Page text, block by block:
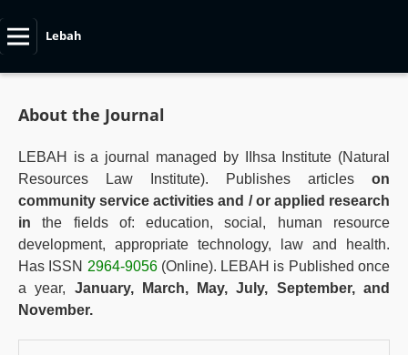
Lebah
About the Journal
LEBAH is a journal managed by IIhsa Institute (Natural
Resources Law Institute). Publishes articleson
community service activities and / or applied research
in the fields of: education, social, human resource
development, appropriate technology, law and health.
Has ISSN 2964-9056(Online). LEBAH is Published once
a year, January, March, May, July, September, and
November.